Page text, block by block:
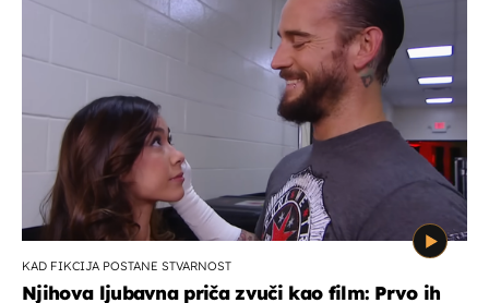
KAD FIKCIJA POSTANE STVARNOST
Njihova ljubavna priča zvuči kao film: Prvo ih